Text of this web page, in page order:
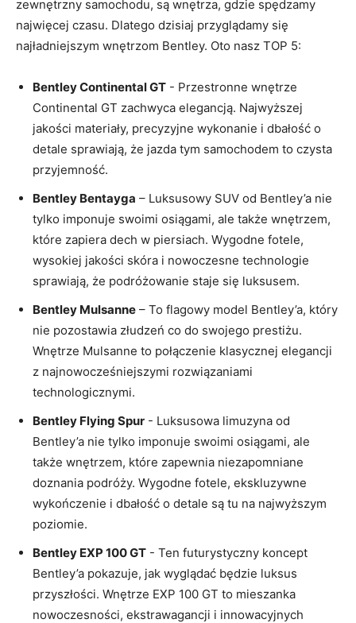
zewnętrzny samochodu, są wnętrza, gdzie spędzamy
najwięcej czasu. Dlatego dzisiaj przyglądamy się⁢
najładniejszym wnętrzom⁣ Bentley. Oto nasz ‍TOP 5:
Bentley Continental GT -⁣ Przestronne wnętrze​
Continental GT zachwyca elegancją. Najwyższej
⁤jakości materiały, precyzyjne wykonanie i ‌dbałość o
detale sprawiają, ⁢że‌ jazda tym samochodem ⁣to czysta
przyjemność.
Bentley Bentayga – Luksusowy SUV od Bentley’a nie
tylko⁢ imponuje swoimi osiągami,‌ ale​ także wnętrzem,‌
które zapiera dech w piersiach. Wygodne fotele,‍
wysokiej jakości skóra i ‍nowoczesne ‍technologie
sprawiają, że podróżowanie staje ‌się luksusem.
Bentley​ Mulsanne – ​To flagowy⁤ model Bentley’a, ⁢który
nie⁢ pozostawia złudzeń‌ co ‌do swojego⁣ prestiżu.
Wnętrze Mulsanne to połączenie ‍klasycznej ‌elegancji
‍z najnowocześniejszymi rozwiązaniami
technologicznymi.
Bentley Flying Spur ⁣- Luksusowa limuzyna ‍od
Bentley’a nie tylko imponuje‍ swoimi osiągami,⁢ ale
także‌ wnętrzem,⁣ które ⁢zapewnia niezapomniane
doznania podróży. Wygodne fotele, ekskluzywne
wykończenie i dbałość‍ o‍ detale są tu na najwyższym
poziomie.
Bentley EXP 100‌ GT -⁢ Ten futurystyczny koncept
Bentley’a ‍pokazuje, jak wyglądać będzie luksus
przyszłości. Wnętrze EXP ⁣100 GT ‍to⁤ mieszanka
nowoczesności, ​ekstrawagancji ‌i‍ innowacyjnych ​